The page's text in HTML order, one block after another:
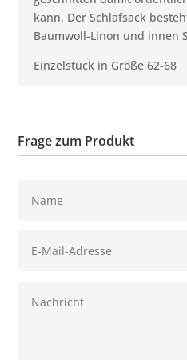
kann. Der Schlafsack
Baumwoll-Linon und innen
Einzelstück in Größe 62-68
Frage zum Produkt